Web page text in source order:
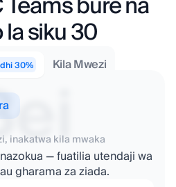
kuajiri
Ubunifu &
uzalishaji wa video
siku 30
30% Kila Mwezi
inakatwa kila mwaka
— fuatilia utendaji wa
gharama za ziada.